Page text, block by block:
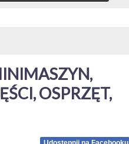
OSPRZĘT,